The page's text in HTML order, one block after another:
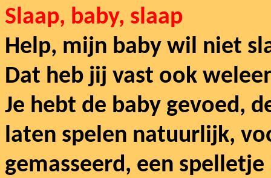
Slaap, baby, slaap
Help, mijn baby wil niet
Dat heb jij vast ook
Je hebt de baby gevoed,
laten spelen natuurlijk,
gemasseerd, een